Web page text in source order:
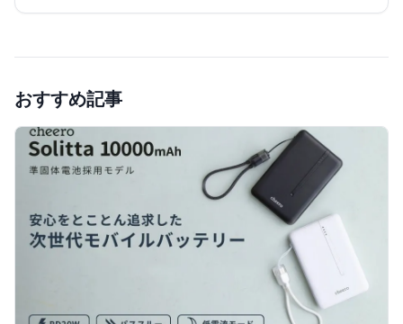
おすすめ記事